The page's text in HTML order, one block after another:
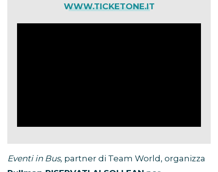
WWW.TICKETONE.IT
Eventi in Bus, partner di Team World, organizza